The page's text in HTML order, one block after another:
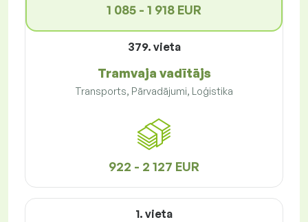
1 085 - 1 918 EUR
379. vieta
Tramvaja vadītājs
Transports, Pārvadājumi, Loģistika
922 - 2 127 EUR
1. vieta